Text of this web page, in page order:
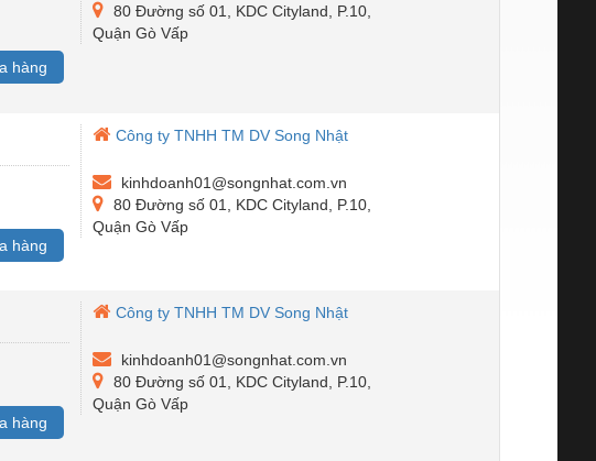
hàng
80 Đường số 01, KDC Cityland, P.10,
Quận Gò Vấp
hàng
Công ty TNHH TM DV Song Nhật
kinhdoanh01@songnhat.com.vn
80 Đường số 01, KDC Cityland, P.10,
Quận Gò Vấp
hàng
Công ty TNHH TM DV Song Nhật
kinhdoanh01@songnhat.com.vn
80 Đường số 01, KDC Cityland, P.10,
Quận Gò Vấp